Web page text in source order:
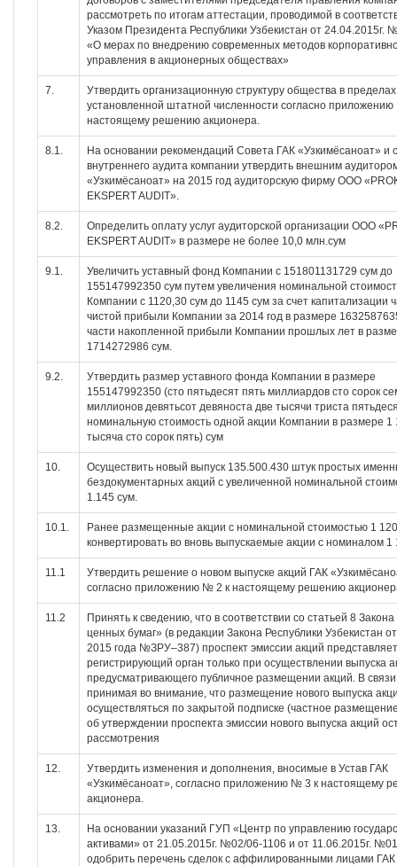
рассмотреть по итогам аттестации, проводимой в
Указом Президента Республики Узбекистан от 24.04.2015г.
«О мерах по внедрению современных методов
управления в акционерных обществах»
7.
Утвердить организационную структуру общества в пределах
установленной штатной численности согласно
настоящему решению акционера.
8.1.
На основании рекомендаций Совета ГАК «Узкимёсаноат» и
внутреннего аудита компании утвердить внешним
«Узкимёсаноат» на 2015 год аудиторскую фирму ООО
EKSPERT AUDIT».
8.2.
Определить оплату услуг аудиторской организации ООО
EKSPERT AUDIT» в размере не более 10,0 млн.сум
9.1.
Увеличить уставный фонд Компании с 151801131729 сум до
155147992350 сум путем увеличения номинальной
Компании с 1120,30 сум до 1145 сум за счет капитализации
чистой прибыли Компании за 2014 год в размере
части накопленной прибыли Компании прошлых лет в
1714272986 сум.
9.2.
Утвердить размер уставного фонда Компании в размере
155147992350 (сто пятьдесят пять миллиардов сто сорок
миллионов девятьсот девяноста две тысячи триста
номинальную стоимость одной акции Компании в размере
тысяча сто сорок пять) сум
10.
Осуществить новый выпуск 135.500.430 штук простых
бездокументарных акций с увеличенной номинальной
1.145 сум.
10.1.
Ранее размещенные акции с номинальной стоимостью 1
конвертировать во вновь выпускаемые акции с номиналом 1
11.1
Утвердить решение о новом выпуске акций ГАК
согласно приложению № 2 к настоящему решению
11.2
Принять к сведению, что в соответствии со статьей 8
ценных бумаг» (в редакции Закона Республики Узбекистан
2015 года №ЗРУ–387) проспект эмиссии акций
регистрирующий орган только при осуществлении выпуска
предусматривающего публичное размещении акций. В связи
принимая во внимание, что размещение нового выпуска
осуществляться по закрытой подписке (частное
об утверждении проспекта эмиссии нового выпуска акций
рассмотрения
12.
Утвердить изменения и дополнения, вносимые в Устав ГАК
«Узкимёсаноат», согласно приложению № 3 к настоящему
акционера.
13.
На основании указаний ГУП «Центр по управлению
активами» от 21.05.2015г. №02/06-1106 и от 11.06.2015г.
одобрить перечень сделок с аффилированными лицами ГАК